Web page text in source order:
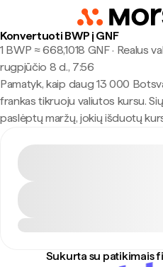
Konvertuoti BWP į GNF
1 BWP ≈ 668,1018 GNF · Realus
rugpjūčio 8 d., 7:56
Pamatyk, kaip daug 13 000
frankas tikruoju valiutos kursu.
paslėptų maržų, jokių išduotų
Sukurta su patikimais